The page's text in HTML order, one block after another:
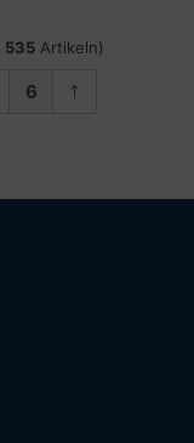
535Artikeln)
6